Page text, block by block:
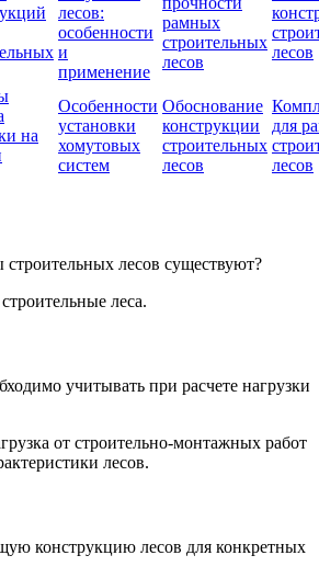
лесов:
особенности
и
применение
рамных
строительных
лесов
лесов
на
Особенности
установки
хомутовых
систем
Обоснование
конструкции
строительных
лесов
для
лесов
лесов существуют?
леса.
учитывать при расчете нагрузки
от строительно-монтажных работ
лесов.
конструкцию лесов для конкретных